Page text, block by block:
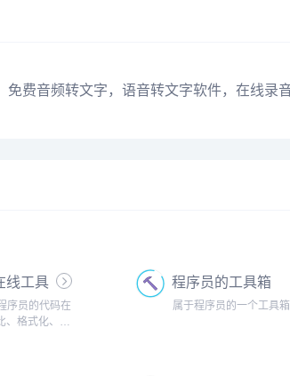
费音频转文字，语音转文字软件，在线录
线工具
序员的代码在
、格式化、压
程序员的工具箱
属于程序员的一个工具箱